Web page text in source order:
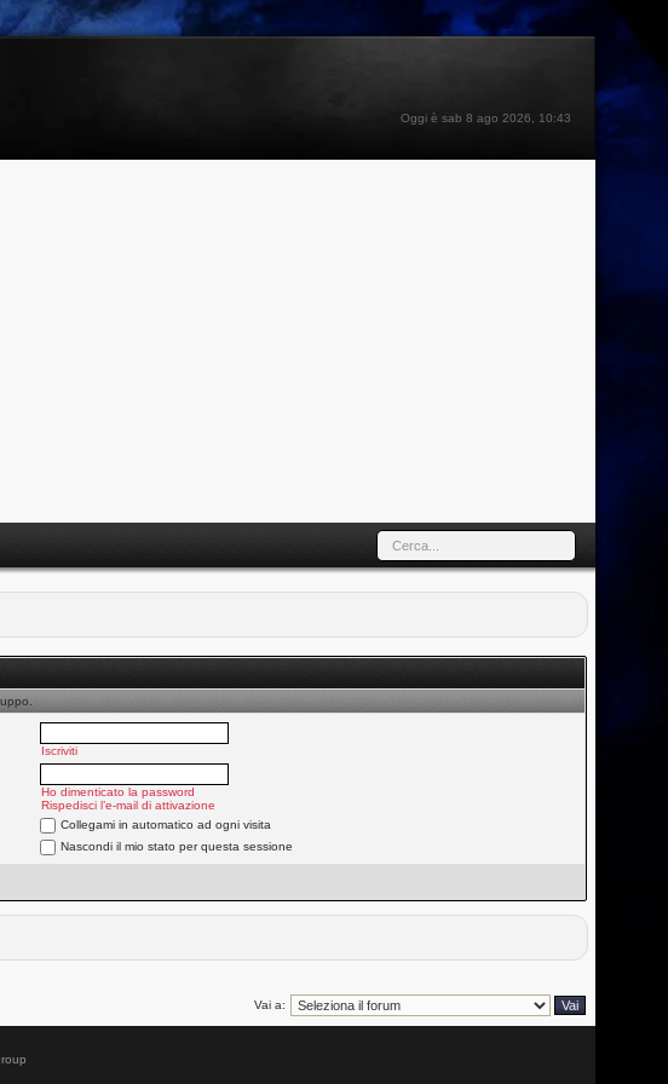
Oggi è sab 8 ago 2026, 10:43
Iscriviti
Ho dimenticato la password
Rispedisci l’e-mail di attivazione
Collegami in automatico ad ogni visita
Nascondi il mio stato per questa sessione
Vai a: